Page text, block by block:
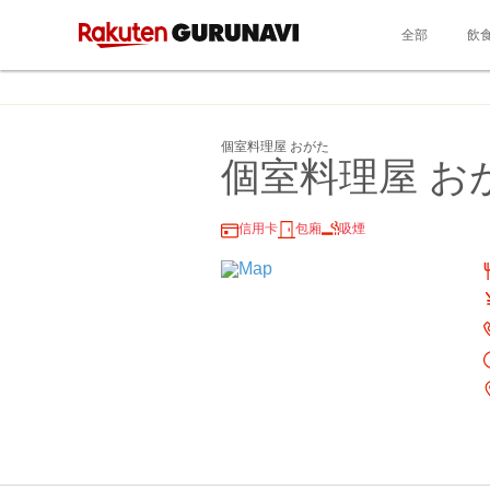
全部 飲
個室料理屋 おがた
個室料理屋 お
信用卡 包廂 吸煙